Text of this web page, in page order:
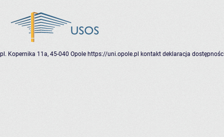
pl. Kopernika 11a, 45-040 Opole https://uni.opole.pl kontakt deklaracja